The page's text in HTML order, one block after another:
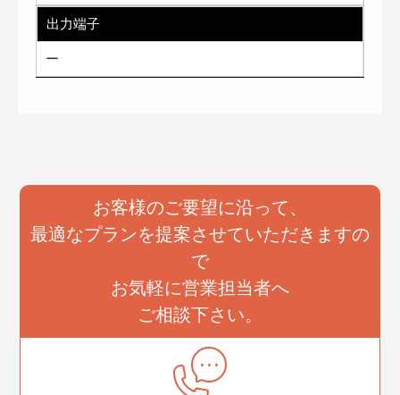
出力端子
ー
お客様のご要望に沿って、
最適なプランを提案させていただきますの
で
お気軽に営業担当者へ
ご相談下さい。